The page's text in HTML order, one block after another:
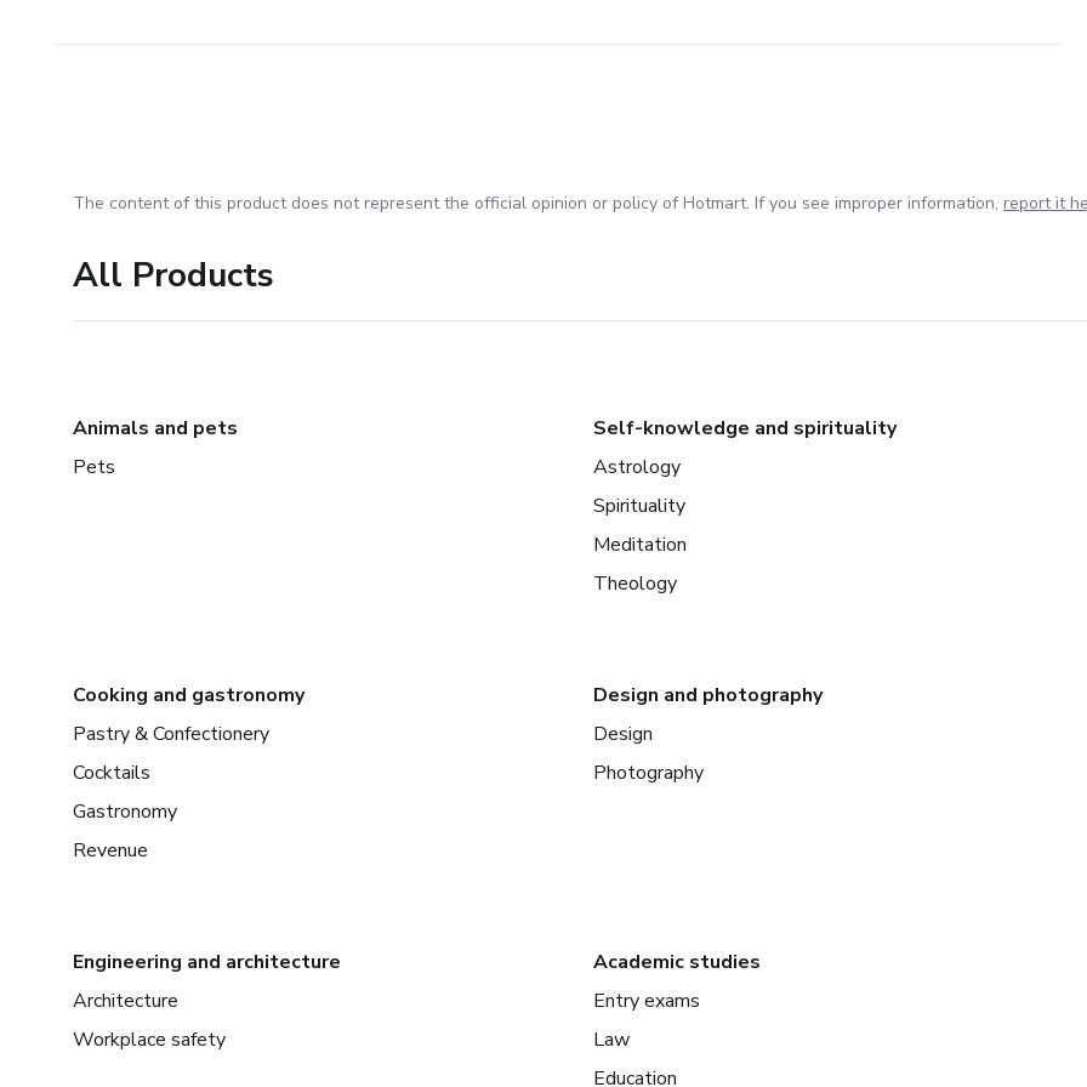
The content of this product does not represent the official opinion or policy of Hotmart. If you see improper information, report it
All Products
Animals and pets
Pets
Self-knowledge and spirituality
Astrology
Spirituality
Meditation
Theology
Cooking and gastronomy
Pastry & Confectionery
Cocktails
Gastronomy
Revenue
Design and photography
Design
Photography
Engineering and architecture
Architecture
Workplace safety
Academic studies
Entry exams
Law
Education